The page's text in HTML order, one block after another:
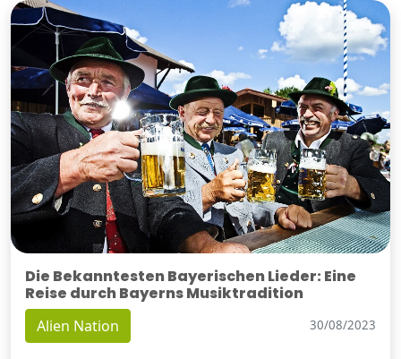
Die Bekanntesten Bayerischen Lieder: Eine
Reise durch Bayerns Musiktradition
Alien Nation 30/08/2023